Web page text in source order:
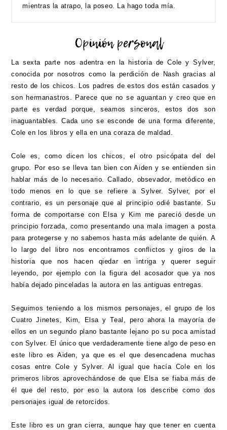
mientras la atrapo, la poseo. La hago toda mía.
La sexta parte nos adentra en la historia de Cole y Sylver,
conocida por nosotros como la perdición de Nash gracias al
resto de los chicos. Los padres de estos dos están casados y
son hermanastros. Parece que no se aguantan y creo que en
parte es verdad porque, seamos sinceros, estos dos son
inaguantables. Cada uno se esconde de una forma diferente,
Cole en los libros y ella en una coraza de maldad.
Cole es, como dicen los chicos, el otro psicópata del del
grupo. Por eso se lleva tan bien con Aiden y se entienden sin
hablar más de lo necesario. Callado, obsevador, metódico en
todo menos en lo que se refiere a Sylver. Sylver, por el
contrario, es un personaje que al principio odié bastante. Su
forma de comportarse con Elsa y Kim me pareció desde un
principio forzada, como presentando una mala imagen a posta
para protegerse y no sabemos hasta más adelante de quién. A
lo largo del libro nos encontramos conflictos y giros de la
historia que nos hacen qiedar en intriga y querer seguir
leyendo, por ejemplo con la figura del acosador que ya nos
había dejado pinceladas la autora en las antiguas entregas.
Seguimos teniendo a los mismos personajes, el grupo de los
Cuatro Jinetes, Kim, Elsa y Teal, pero ahora la mayoría de
ellos en un segundo plano bastante lejano po su poca amistad
con Sylver. El único que verdaderamente tiene algo de peso en
este libro es Aiden, ya que es el que desencadena muchas
cosas entre Cole y Sylver. Al igual que hacía Cole en los
primeros libros aprovechándose de que Elsa se fiaba más de
él que del resto, por eso la autora los describe como dos
personajes igual de retorcidos.
Este libro es un gran cierra, aunque hay que tener en cuenta